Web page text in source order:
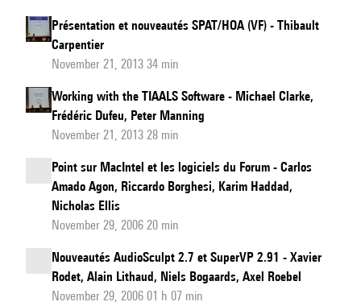
Présentation et nouveautés SPAT/HOA (VF) - Thibault
Carpentier
November 21, 2013 34 min
Working with the TIAALS Software - Michael Clarke,
Frédéric Dufeu, Peter Manning
November 21, 2013 28 min
Point sur MacIntel et les logiciels du Forum - Carlos
Amado Agon, Riccardo Borghesi, Karim Haddad,
Nicholas Ellis
November 29, 2006 20 min
Nouveautés AudioSculpt 2.7 et SuperVP 2.91 - Xavier
Rodet, Alain Lithaud, Niels Bogaards, Axel Roebel
November 29, 2006 01 h 07 min